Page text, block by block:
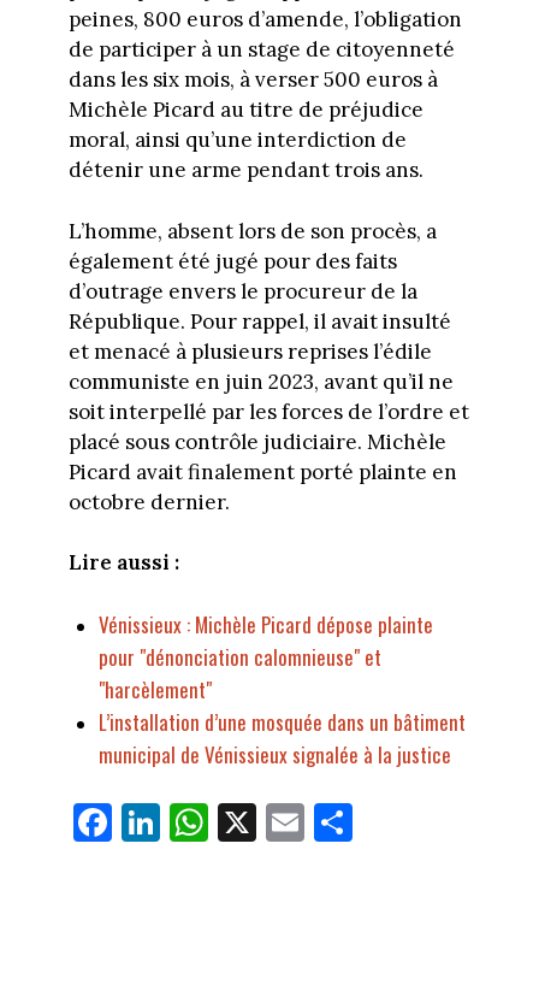
peines, 800 euros d’amende, l’obligation
de participer à un stage de citoyenneté
dans les six mois, à verser 500 euros à
Michèle Picard au titre de préjudice
moral, ainsi qu’une interdiction de
détenir une arme pendant trois ans.
L’homme, absent lors de son procès, a
également été jugé pour des faits
d’outrage envers le procureur de la
République. Pour rappel, il avait insulté
et menacé à plusieurs reprises l’édile
communiste en juin 2023, avant qu’il ne
soit interpellé par les forces de l’ordre et
placé sous contrôle judiciaire. Michèle
Picard avait finalement porté plainte en
octobre dernier.
Lire aussi :
Vénissieux : Michèle Picard dépose plainte
pour "dénonciation calomnieuse" et
"harcèlement"
L’installation d’une mosquée dans un bâtiment
municipal de Vénissieux signalée à la justice
Fa
ce
Li
nk
W
ha
X E
m
Pa